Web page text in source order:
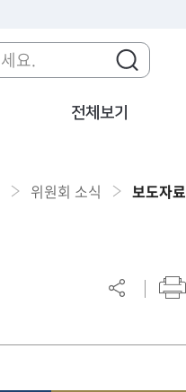
전체보기
위원회 소식 보도자료